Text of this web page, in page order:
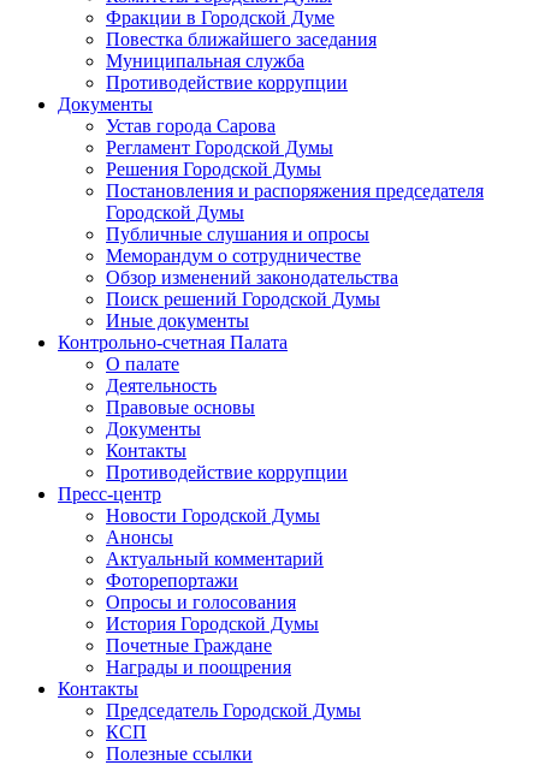
Фракции в Городской Думе
Повестка ближайшего заседания
Муниципальная служба
Противодействие коррупции
Документы
Устав города Сарова
Регламент Городской Думы
Решения Городской Думы
Постановления и распоряжения председателя
Городской Думы
Публичные слушания и опросы
Меморандум о сотрудничестве
Обзор изменений законодательства
Поиск решений Городской Думы
Иные документы
Контрольно-счетная Палата
О палате
Деятельность
Правовые основы
Документы
Контакты
Противодействие коррупции
Пресс-центр
Новости Городской Думы
Анонсы
Актуальный комментарий
Фоторепортажи
Опросы и голосования
История Городской Думы
Почетные Граждане
Награды и поощрения
Контакты
Председатель Городской Думы
КСП
Полезные ссылки